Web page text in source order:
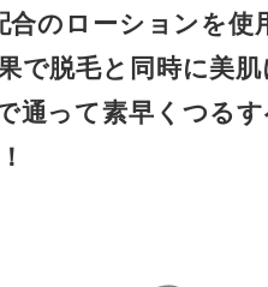
のローションを使
で脱毛と同時に美
通って素早くつるす